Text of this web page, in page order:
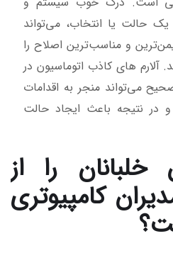
حالت یا انتخاب، می‌تواند
و مناسب‌ترین اصلاح را
آلارم های کاذب اتوماسیون در
می‌تواند منجر به اقدامات
در نتیجه باعث ایجاد حالت
خلبانان را از
کامپیوتری